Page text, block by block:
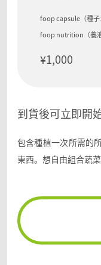
foop capsule（種子
foop nutrition（養
¥1,000
到貨後可立即開
包含種植一次所需的
東西。 想自由組合蔬